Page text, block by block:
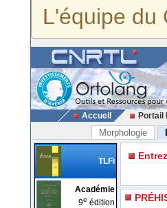
L'équipe du
Accueil Portail
Morphologie
TLFi
Académie
9e édition